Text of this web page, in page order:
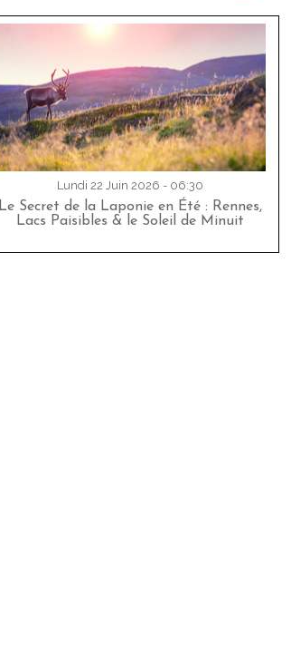
Lundi 22 Juin 2026 - 06:30
Le Secret de la Laponie en Été : Rennes,
Lacs Paisibles & le Soleil de Minuit